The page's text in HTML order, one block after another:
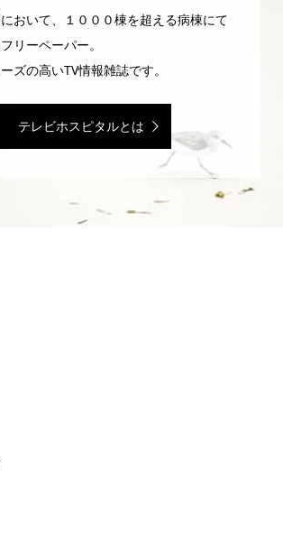
おいて、１０００棟を超える病棟にて
リーペーパー。
ズの高いTV情報雑誌です。
テレビホスピタルとは